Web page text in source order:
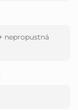
nepropustná